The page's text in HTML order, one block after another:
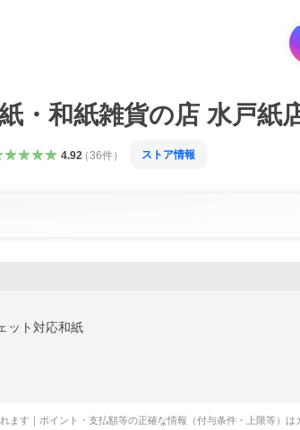
・和紙雑貨の店 水戸紙
4.92（36件） ストア情報
ット対応和紙
ます｜ポイント・支払額等の正確な情報（付与条件・上限等）